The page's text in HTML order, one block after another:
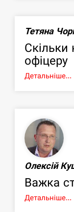
Тетяна
Скільки
офіцеру
Детальніше...
Олексій
Важка
Детальніше...